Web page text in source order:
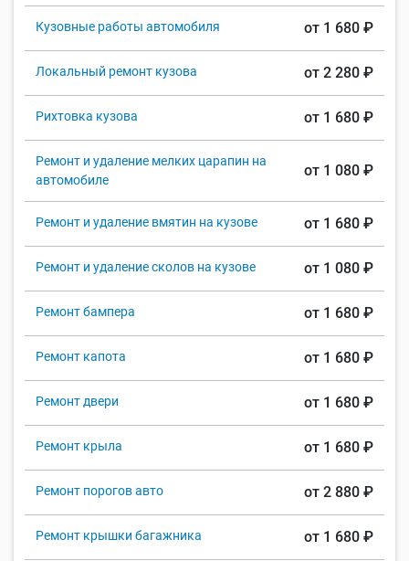
Кузовные работы автомобиля от 1 680 ₽
Локальный ремонт кузова от 2 280 ₽
Рихтовка кузова от 1 680 ₽
Ремонт и удаление мелких царапин на
автомобиле
от 1 080 ₽
Ремонт и удаление вмятин на кузове от 1 680 ₽
Ремонт и удаление сколов на кузове от 1 080 ₽
Ремонт бампера от 1 680 ₽
Ремонт капота от 1 680 ₽
Ремонт двери от 1 680 ₽
Ремонт крыла от 1 680 ₽
Ремонт порогов авто от 2 880 ₽
Ремонт крышки багажника от 1 680 ₽